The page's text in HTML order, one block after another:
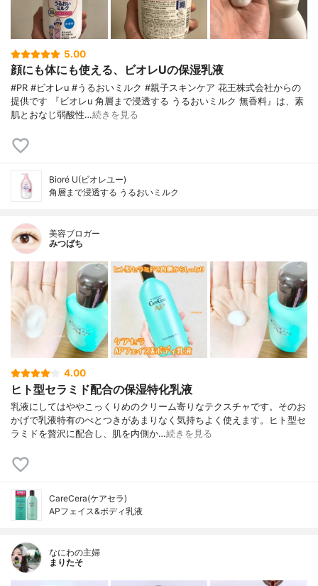
5.00
顔にも体にも使える、ビオレUの保湿乳液
#PR #ビオレu #うるおいミルク #親子スキンケア 花王株式会社からの
提供です 『ビオレu 角層まで浸透する うるおいミルク 無香料』は、素
肌とおなじ弱酸性…続きを見る
Bioré U(ビオレユー)
角層まで浸透する うるおいミルク
美容ブロガー
みつばち
4.00
ヒト型セラミド配合の保湿特化乳液
乳液にしてはややこっくりめのクリーム寄りなテクスチャです。そのお
かげで乳液特有のぺとつきがあまりなく気持ちよく使えます。ヒト型セ
ラミドを贅沢に配合し、肌を内側か…続きを見る
CareCera(ケアセラ)
APフェイス&ボディ乳液
なにわの主婦
まりたそ